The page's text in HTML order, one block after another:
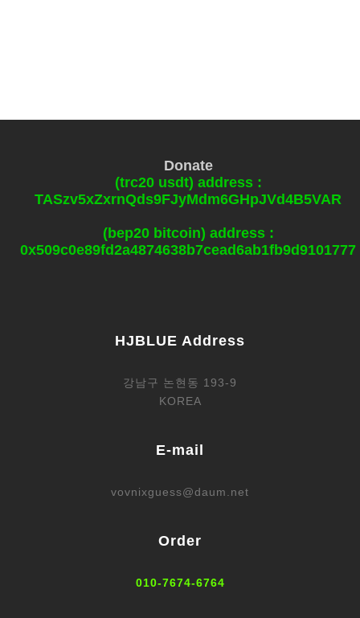
Donate
(trc20 usdt) address :
TASzv5xZxrnQds9FJyMdm6GHpJVd4B5VAR
(bep20 bitcoin) address :
0x509c0e89fd2a4874638b7cead6ab1fb9d9101777
HJBLUE Address
강남구 논현동 193-9
KOREA
E-mail
vovnixguess@daum.net
Order
010-7674-6764